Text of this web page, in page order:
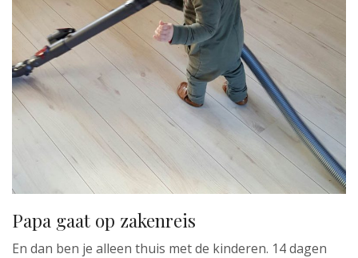
Papa gaat op zakenreis
En dan ben je alleen thuis met de kinderen. 14 dagen